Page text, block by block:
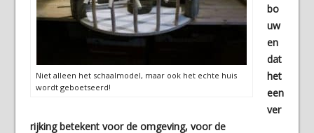
Niet alleen het schaalmodel, maar ook het echte huis
wordt geboetseerd!
bo
uw
en
dat
het
een
ver
rijking betekent voor de omgeving, voor de